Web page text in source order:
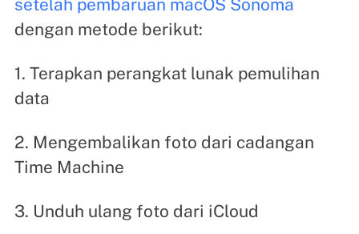
setelah pembaruan macOS Sonoma
dengan metode berikut:
1. Terapkan perangkat lunak pemulihan
data
2. Mengembalikan foto dari cadangan
Time Machine
3. Unduh ulang foto dari iCloud